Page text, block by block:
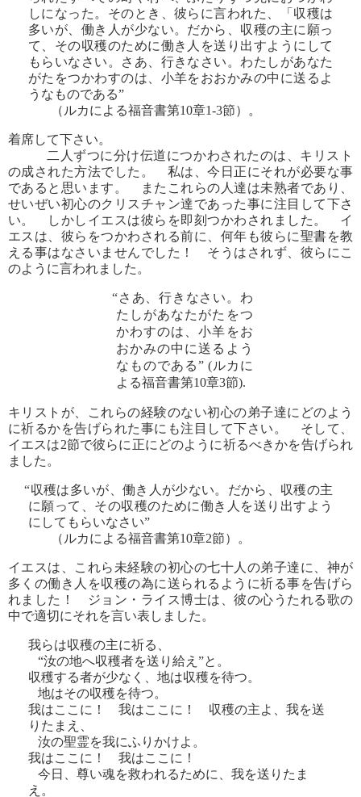
しになった。そのとき、彼らに言われた、「収穫は
多いが、働き人が少ない。だから、収穫の主に願っ
て、その収穫のために働き人を送り出すようにして
もらいなさい。さあ、行きなさい。わたしがあなた
がたをつかわすのは、小羊をおおかみの中に送るよ
うなものである”
（ルカによる福音書第10章1‐3節）。
着席して下さい。
二人ずつに分け伝道につかわされたのは、キリスト
の成された方法でした。 私は、今日正にそれが必要な事
であると思います。 またこれらの人達は未熟者であり、
せいぜい初心のクリスチャン達であった事に注目して下さ
い。 しかしイエスは彼らを即刻つかわされました。 イ
エスは、彼らをつかわされる前に、何年も彼らに聖書を教
える事はなさいませんでした！ そうはされず、彼らにこ
のように言われました。
“さあ、行きなさい。わ
たしがあなたがたをつ
かわすのは、小羊をお
おかみの中に送るよう
なものである” (ルカに
よる福音書第10章3節).
キリストが、これらの経験のない初心の弟子達にどのよう
に祈るかを告げられた事にも注目して下さい。 そして、
イエスは2節で彼らに正にどのように祈るべきかを告げられ
ました。
“収穫は多いが、働き人が少ない。だから、収穫の主
に願って、その収穫のために働き人を送り出すよう
にしてもらいなさい”
（ルカによる福音書第10章2節）。
イエスは、これら未経験の初心の七十人の弟子達に、神が
多くの働き人を収穫の為に送られるように祈る事を告げら
れました！ ジョン・ライス博士は、彼の心うたれる歌の
中で適切にそれを言い表しました。
我らは収穫の主に祈る、
“汝の地へ収穫者を送り給え”と。
収穫する者が少なく、地は収穫を待つ。
地はその収穫を待つ。
我はここに！ 我はここに！ 収穫の主よ、我を送
りたまえ、
汝の聖霊を我にふりかけよ。
我はここに！ 我はここに！
今日、尊い魂を救われるために、我を送りたま
え。